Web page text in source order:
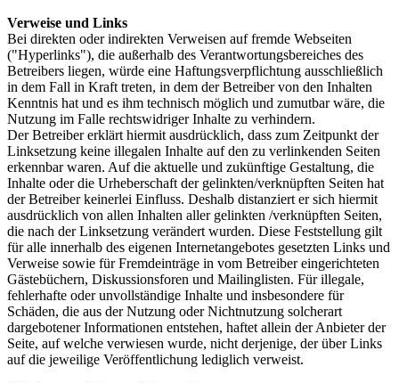
Verweise und Links
Bei direkten oder indirekten Verweisen auf fremde Webseiten
("Hyperlinks"), die außerhalb des Verantwortungsbereiches des
Betreibers liegen, würde eine Haftungsverpflichtung ausschließlich
in dem Fall in Kraft treten, in dem der Betreiber von den Inhalten
Kenntnis hat und es ihm technisch möglich und zumutbar wäre, die
Nutzung im Falle rechtswidriger Inhalte zu verhindern.
Der Betreiber erklärt hiermit ausdrücklich, dass zum Zeitpunkt der
Linksetzung keine illegalen Inhalte auf den zu verlinkenden Seiten
erkennbar waren. Auf die aktuelle und zukünftige Gestaltung, die
Inhalte oder die Urheberschaft der gelinkten/verknüpften Seiten hat
der Betreiber keinerlei Einfluss. Deshalb distanziert er sich hiermit
ausdrücklich von allen Inhalten aller gelinkten /verknüpften Seiten,
die nach der Linksetzung verändert wurden. Diese Feststellung gilt
für alle innerhalb des eigenen Internetangebotes gesetzten Links und
Verweise sowie für Fremdeinträge in vom Betreiber eingerichteten
Gästebüchern, Diskussionsforen und Mailinglisten. Für illegale,
fehlerhafte oder unvollständige Inhalte und insbesondere für
Schäden, die aus der Nutzung oder Nichtnutzung solcherart
dargebotener Informationen entstehen, haftet allein der Anbieter der
Seite, auf welche verwiesen wurde, nicht derjenige, der über Links
auf die jeweilige Veröffentlichung lediglich verweist.